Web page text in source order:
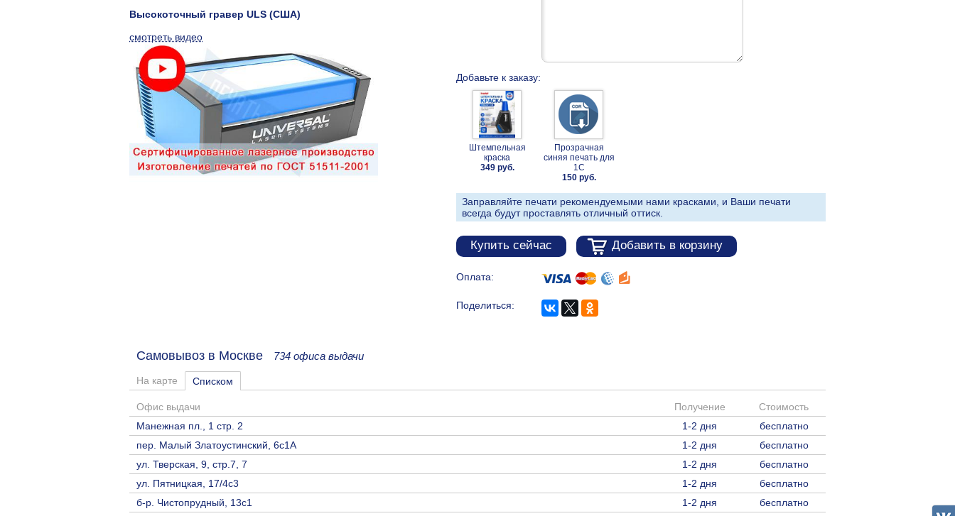
Добавьте к заказу:
Штемпельная
краска
349 руб.
Прозрачная
синяя печать для
1С
150 руб.
Заправляйте печати рекомендуемыми нами красками, и Ваши печати
всегда будут проставлять отличный оттиск.
Купить сейчас Добавить в корзину
Оплата:
Поделиться:
Высокоточный гравер ULS (США)
смотреть видео
Самовывоз в Москве 734 офиса выдачи
На карте Списком
Офис выдачи Получение
Стоимость
Манежная пл., 1 стр. 2
1-2 дня
бесплатно
пер. Малый Златоустинский, 6с1А
1-2 дня
бесплатно
ул. Тверская, 9, стр.7, 7
1-2 дня
бесплатно
ул. Пятницкая, 17/4с3
1-2 дня
бесплатно
б-р. Чистопрудный, 13с1
1-2 дня
бесплатно